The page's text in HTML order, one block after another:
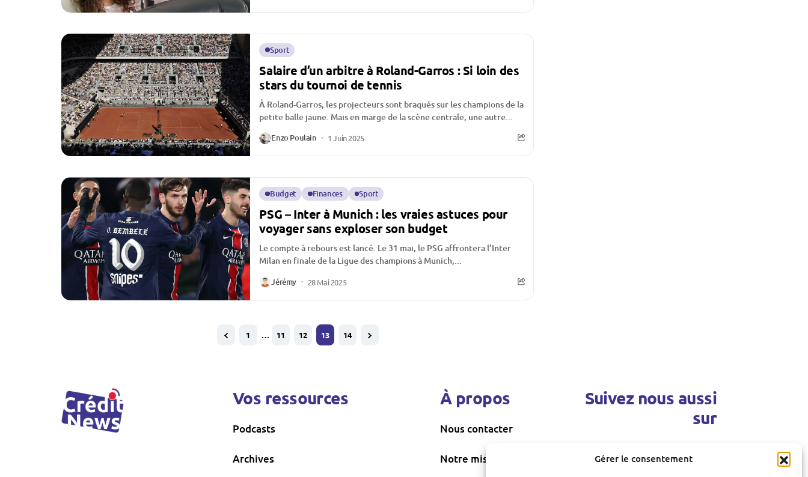
Gérer le consentement
Sport
Salaire d’un arbitre à Roland-Garros : Si loin des
stars du tournoi de tennis
À Roland-Garros, les projecteurs sont braqués sur les champions de la
petite balle jaune. Mais en marge de la scène centrale, une autre...
Enzo Poulain 1 Juin 2025
Budget Finances Sport
PSG – Inter à Munich : les vraies astuces pour
voyager sans exploser son budget
Le compte à rebours est lancé. Le 31 mai, le PSG affrontera l’Inter
Milan en finale de la Ligue des champions à Munich,...
Jérémy 28 Mai 2025
1 … 11 12 13 14
Vos ressources
Podcasts
Archives
À propos
Nous contacter
Notre mission
Suivez nous aussi
sur